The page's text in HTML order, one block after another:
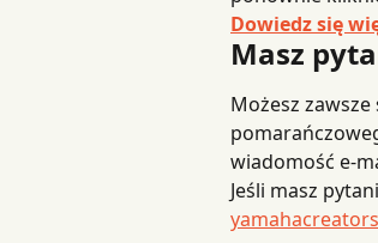
Dowiedz się
Masz
Możesz
wiadomość e-
Jeśli masz